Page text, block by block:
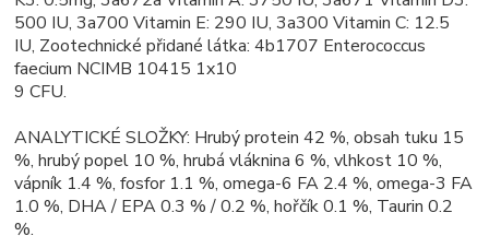
500 IU, 3a700 Vitamin E: 290 IU, 3a300 Vitamin C: 12.5
IU, Zootechnické přidané látka: 4b1707 Enterococcus
faecium NCIMB 10415 1x10
9 CFU.
ANALYTICKÉ SLOŽKY: Hrubý protein 42 %, obsah tuku 15
%, hrubý popel 10 %, hrubá vláknina 6 %, vlhkost 10 %,
vápník 1.4 %, fosfor 1.1 %, omega-6 FA 2.4 %, omega-3 FA
1.0 %, DHA / EPA 0.3 % / 0.2 %, hořčík 0.1 %, Taurin 0.2
%.